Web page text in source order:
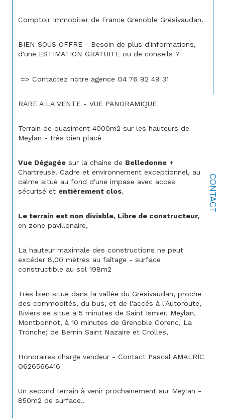
CONTACT
Comptoir Immobilier de France Grenoble Grésivaudan.
BIEN SOUS OFFRE - Besoin de plus d'informations,
d'une ESTIMATION GRATUITE ou de conseils ?
=> Contactez notre agence O4 76 92 49 31
RARE A LA VENTE - VUE PANORAMIQUE
Terrain de quasiment 4000m2 sur les hauteurs de
Meylan - très bien placé
Vue Dégagée sur la chaine de Belledonne +
Chartreuse. Cadre et environnement exceptionnel, au
calme situé au fond d'une impase avec accès
sécurisé et entièrement clos.
Le terrain est non divisble, Libre de constructeur,
en zone pavillonaire,
La hauteur maximale des constructions ne peut
excéder 8,00 mètres au faîtage - surface
constructible au sol 198m2
Très bien situé dans la vallée du Grésivaudan, proche
des commodités, du bus, et de l'accés à l'Autoroute,
Biviers se situe à 5 minutes de Saint Ismier, Meylan,
Montbonnot, à 10 minutes de Grenoble Corenc, La
Tronche; de Bernin Saint Nazaire et Crolles,
Honoraires charge vendeur - Contact Pascal AMALRIC
O626566416
Un second terrain à venir prochainement sur Meylan -
850m2 de surface..